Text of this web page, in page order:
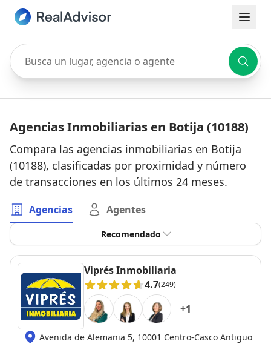
Busca un lugar, agencia o agente
Agencias Inmobiliarias en Botija (10188)
Compara las agencias inmobiliarias en Botija
(10188), clasificadas por proximidad y número
de transacciones en los últimos 24 meses.
Agencias Agentes
Recomendado
Viprés Inmobiliaria
4.7(249)
+1
Avenida de Alemania 5, 10001 Centro-Casco Antiguo